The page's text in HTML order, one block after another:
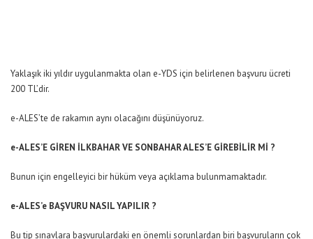
Yaklaşık iki yıldır uygulanmakta olan e-YDS için belirlenen başvuru ücreti
200 TL’dir.
e-ALES’te de rakamın aynı olacağını düşünüyoruz.
e-ALES’E GİREN İLKBAHAR VE SONBAHAR ALES’E GİREBİLİR Mİ ?
Bunun için engelleyici bir hüküm veya açıklama bulunmamaktadır.
e-ALES’e BAŞVURU NASIL YAPILIR ?
Bu tip sınavlara başvurulardaki en önemli sorunlardan biri başvuruların çok